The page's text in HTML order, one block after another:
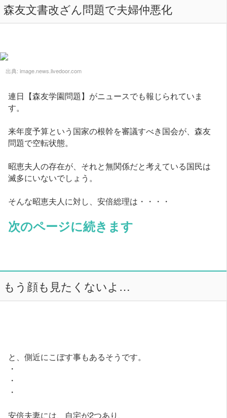
森友文書改ざん問題で夫婦仲悪化
出典: image.news.livedoor.com
連日【森友学園問題】がニュースでも報じられていま
す。
来年度予算という国家の根幹を審議すべき国会が、森友
問題で空転状態。
昭恵夫人の存在が、それと無関係だと考えている国民は
滅多にいないでしょう。
そんな昭恵夫人に対し、安倍総理は・・・・
次のページに続きます
もう顔も見たくないよ…
と、側近にこぼす事もあるそうです。
・
・
・
安倍夫妻には、自宅が2つあり、